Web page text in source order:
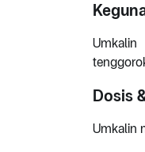
Dosis
Umkalin